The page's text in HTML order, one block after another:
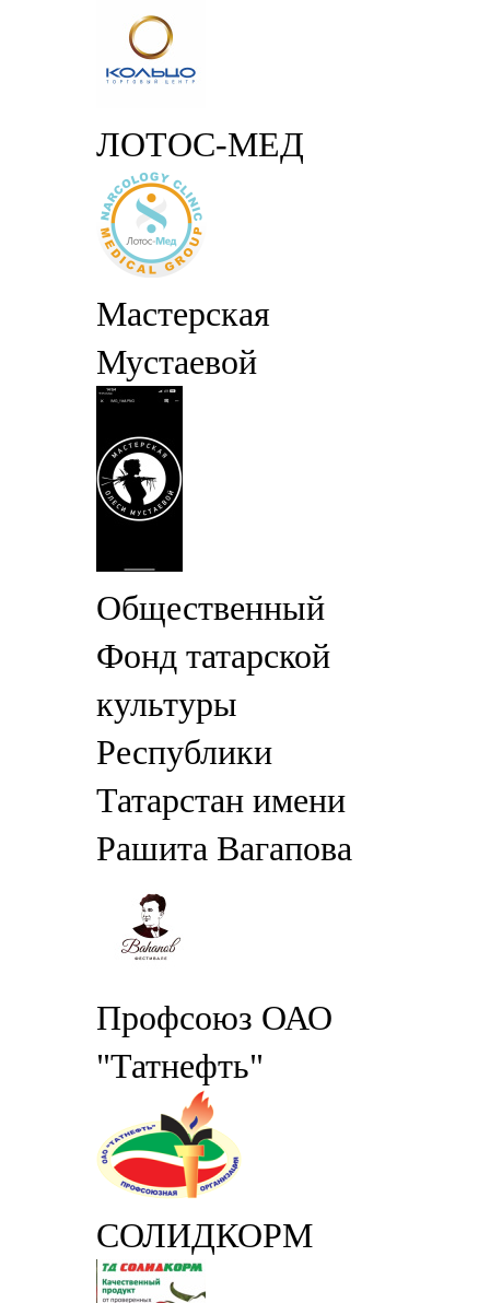
ЛОТОС-МЕД
Мастерская
Мустаевой
Общественный
Фонд татарской
культуры
Республики
Татарстан имени
Рашита Вагапова
Профсоюз ОАО
"Татнефть"
СОЛИДКОРМ